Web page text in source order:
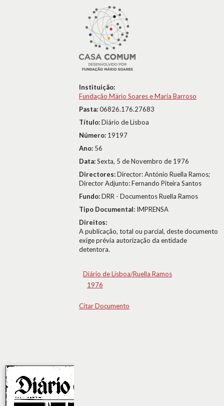
Instituição:
Fundação Mário Soares e Maria Barroso
Pasta:06826.176.27683
Título:Diário de Lisboa
Número: 19197
Ano: 56
Data:Sexta, 5 de Novembro de 1976
Directores:Director: António Ruella Ramos;
Director Adjunto: Fernando Piteira Santos
Fundo:DRR - Documentos Ruella Ramos
Tipo Documental: IMPRENSA
Direitos:
A publicação, total ou parcial, deste documento
exige prévia autorização da entidade
detentora.
Diário de Lisboa/Ruella Ramos
1976
Citar Documento